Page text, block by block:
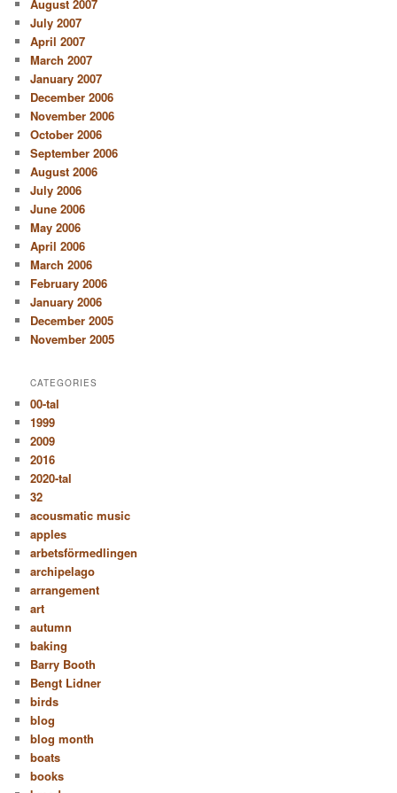
August 2007
July 2007
April 2007
March 2007
January 2007
December 2006
November 2006
October 2006
September 2006
August 2006
July 2006
June 2006
May 2006
April 2006
March 2006
February 2006
January 2006
December 2005
November 2005
CATEGORIES
00-tal
1999
2009
2016
2020-tal
32
acousmatic music
apples
arbetsförmedlingen
archipelago
arrangement
art
autumn
baking
Barry Booth
Bengt Lidner
birds
blog
blog month
boats
books